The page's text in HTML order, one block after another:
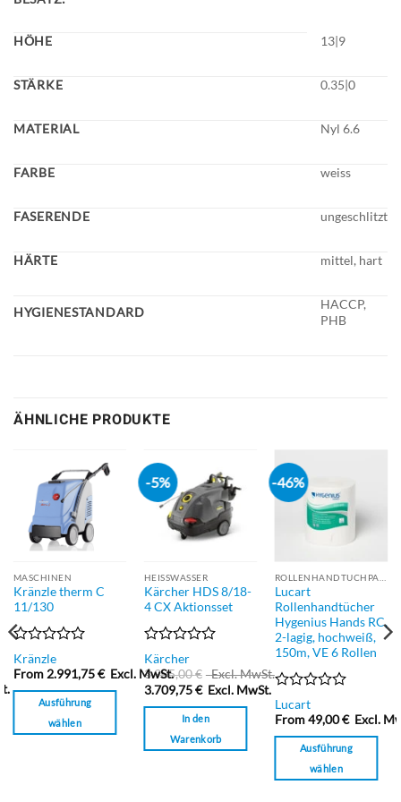
HÖHE 13|9
STÄRKE 0.35|0
MATERIAL Nyl 6.6
FARBE weiss
FASERENDE ungeschlitzt
HÄRTE mittel, hart
HYGIENESTANDARD
HACCP,
PHB
ÄHNLICHE PRODUKTE
MASCHINEN
Kränzle therm C
11/130
Bewertet
mit
0
Kränzle
From 2.991,75€ Excl. MwSt.
Ausführung
wählen
-5%
HEISSWASSER
Kärcher HDS 8/18-
4 CX Aktionsset
Bewertet
mit
0
von
5
Kärcher
3.905,00€
Excl. MwSt.
3.709,75€ Excl. MwSt.
In den
Warenkorb
-46%
Lucart
Rollenhandtücher
Hygenius Hands RC,
2-lagig, hochweiß,
150m, VE 6 Rollen
Bewertet
mit
0
Lucart
From49,00€ Excl.
Ausführung
wählen